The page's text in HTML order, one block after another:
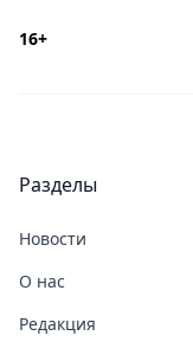
16+
Разделы
Новости
О нас
Редакция